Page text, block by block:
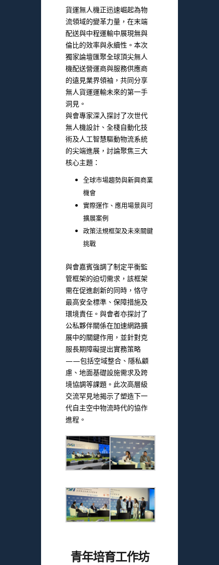
貨運無人機正迅速崛起為物
流領域的變革力量，在末端
配送與中程運輸中展現無與
倫比的效率與永續性。本次
獨家論壇匯聚全球頂尖無人
機配送營運商與服務供應商
的遠見業界領袖，共同分享
無人貨運運輸未來的第一手
洞見。
與會專家深入探討了次世代
無人機設計、全棧自動化技
術及人工智慧驅動物流系統
的尖端進展，討論聚焦三大
核心主題：
全球市場趨勢與新興商業
機會
實際運作、應用場景與可
擴展案例
政策法規框架及未來關鍵
挑戰
與會嘉賓強調了制定平衡監
管框架的迫切需求，該框架
需在促進創新的同時，恪守
最高安全標準、保障措施及
環境責任。與會者亦探討了
公私夥伴關係在加速網路擴
展中的關鍵作用，並針對克
服長期障礙提出實務策略
——包括空域整合、隱私顧
慮、地面基礎設施需求及跨
境協調等課題。此次高層級
交流罕見地揭示了塑造下一
代自主空中物流時代的協作
進程。
青年培育工作坊